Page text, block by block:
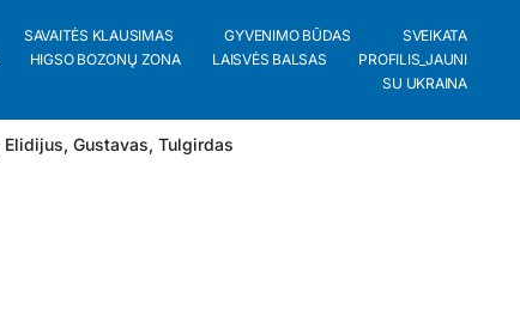
SAVAITĖS KLAUSIMAS GYVENIMO BŪDAS
SVEIKATA
HIGSO BOZONŲ ZONA LAISVĖS BALSAS
PROFILIS_JAUNI
SU UKRAINA
Elidijus, Gustavas, Tulgirdas